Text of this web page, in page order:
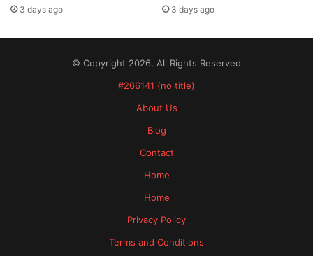
3 days ago 3 days ago
© Copyright 2026, All Rights Reserved
#266141 (no title)
About Us
Blog
Contact
Home
Home
Privacy Policy
Terms and Conditions